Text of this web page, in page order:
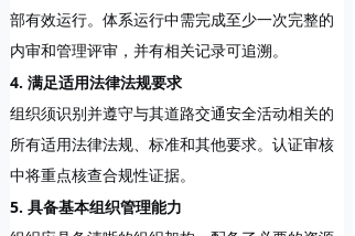
部有效运行。体系运行中需完成至少一次完整的
内审和管理评审，并有相关记录可追溯。
4. 满足适用法律法规要求
组织须识别并遵守与其道路交通安全活动相关的
所有适用法律法规、标准和其他要求。认证审核
中将重点核查合规性证据。
5. 具备基本组织管理能力